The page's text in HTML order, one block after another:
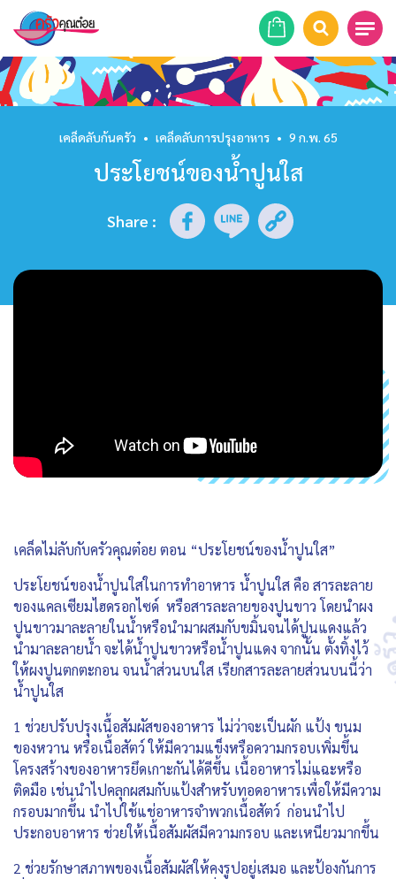
หน้าแรก
สูตรอาหาร
รายการย้อนหลัง
เคล็ดลับก้นครัว • เคล็ดลับการปรุงอาหาร • 9 ก.พ. 65
ประโยชน์ของน้ำปูนใส
Share :
เคล็ดไม่ลับกับครัวคุณต๋อย ตอน “ประโยชน์ของน้ำปูนใส”
ประโยชน์ของน้ำปูนใสในการทำอาหาร น้ำปูนใส คือ สารละลาย
ของแคลเซียมไฮดรอกไซด์ หรือสารละลายของปูนขาว โดยนำผง
ปูนขาวมาละลายในน้ำหรือนำมาผสมกับขมิ้นจนได้ปูนแดงแล้ว
นำมาละลายน้ำ จะได้น้ำปูนขาวหรือน้ำปูนแดง จากนั้น ตั้งทิ้งไว้
ให้ผงปูนตกตะกอน จนน้ำส่วนบนใส เรียกสารละลายส่วนบนนี้ว่า
น้ำปูนใส
1 ช่วยปรับปรุงเนื้อสัมผัสของอาหาร ไม่ว่าจะเป็นผัก แป้ง ขนม
ของหวาน หรือเนื้อสัตว์ ให้มีความแข็งหรือความกรอบเพิ่มขึ้น
โครงสร้างของอาหารยึดเกาะกันได้ดีขึ้น เนื้ออาหารไม่แฉะหรือ
ติดมือ เช่นนำไปคลุกผสมกับแป้งสำหรับทอดอาหารเพื่อให้มีความ
กรอบมากขึ้น นำไปใช้แช่อาหารจำพวกเนื้อสัตว์ ก่อนนำไป
ประกอบอาหาร ช่วยให้เนื้อสัมผัสมีความกรอบ และเหนียวมากขึ้น
2 ช่วยรักษาสภาพของเนื้อสัมผัสให้คงรูปอยู่เสมอ และป้องกันการ